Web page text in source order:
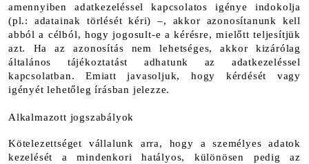
amennyiben adatkezeléssel kapcsolatos igénye indokolja
(pl.: adatainak törlését kéri) –, akkor azonosítanunk kell
abból a célból, hogy jogosult-e a kérésre, mielőtt teljesítjük
azt. Ha az azonosítás nem lehetséges, akkor kizárólag
általános tájékoztatást adhatunk az adatkezeléssel
kapcsolatban. Emiatt javasoljuk, hogy kérdését vagy
igényét lehetőleg írásban jelezze.
Alkalmazott jogszabályok
Kötelezettséget vállalunk arra, hogy a személyes adatok
kezelését a mindenkori hatályos, különösen pedig az